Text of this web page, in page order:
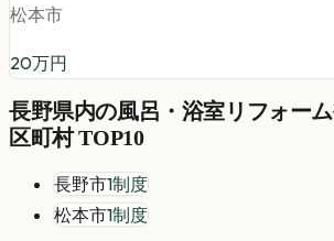
松本市
20万円
長野県内の風呂・浴室リフォーム
区町村 TOP10
長野市1制度
松本市1制度